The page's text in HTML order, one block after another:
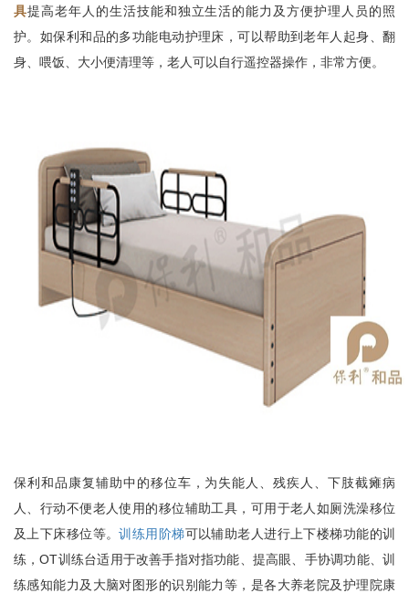
具提高老年人的生活技能和独立生活的能力及方便护理人员的照
护。如保利和品的多功能电动护理床，可以帮助到老年人起身、翻
身、喂饭、大小便清理等，老人可以自行遥控器操作，非常方便。
保利和品康复辅助中的移位车，为失能人、残疾人、下肢截瘫病
人、行动不便老人使用的移位辅助工具，可用于老人如厕洗澡移位
及上下床移位等。训练用阶梯可以辅助老人进行上下楼梯功能的训
练，OT训练台适用于改善手指对指功能、提高眼、手协调功能、训
练感知能力及大脑对图形的识别能力等，是各大养老院及护理院康